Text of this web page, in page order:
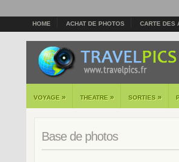
HOME ACHAT DE PHOTOS CARTE DES
VOYAGE » THEATRE » SORTIES »
Base de photos